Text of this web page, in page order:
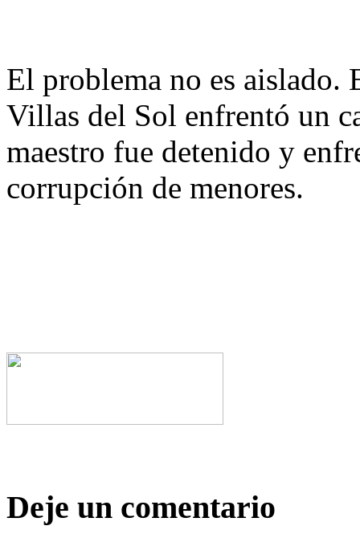
El problema no es aislado.
Villas del Sol enfrentó un
maestro fue detenido y
corrupción de menores.
Deje un comentario